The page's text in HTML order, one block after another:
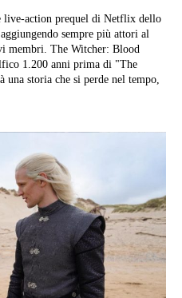
live-action prequel di Netflix dello
sempre più attori al
Blood
1.200 anni prima di "The
storia che si perde nel tempo,